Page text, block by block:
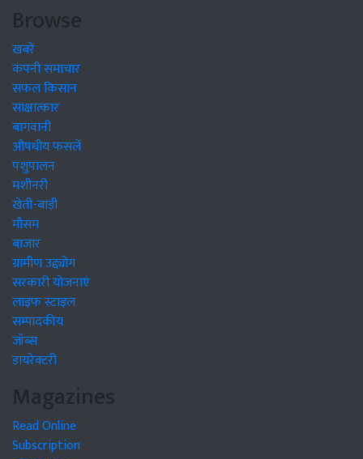
Browse
खबरें
कंपनी समाचार
सफल किसान
साक्षात्कार
बागवानी
औषधीय फसलें
पशुपालन
मशीनरी
खेती-बाड़ी
मौसम
बाजार
ग्रामीण उद्द्योग
सरकारी योजनाएं
लाइफ स्टाइल
सम्पादकीय
जॉब्स
डायरेक्टरी
Magazines
Read Online
Subscription